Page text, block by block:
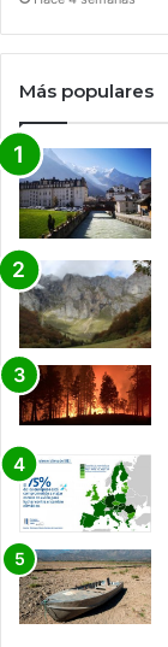
Más populares